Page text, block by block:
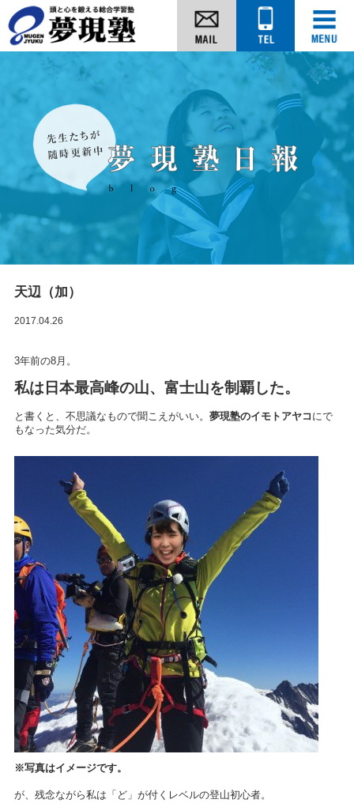
天辺（加）
2017.04.26
3年前の8月。
私は日本最高峰の山、富士山を制覇した。
と書くと、不思議なもので聞こえがいい。 夢現塾のイモトアヤコ にで
もなった気分だ。
※写真はイメージです。
が、残念ながら私は「ど」が付くレベルの登山初心者。